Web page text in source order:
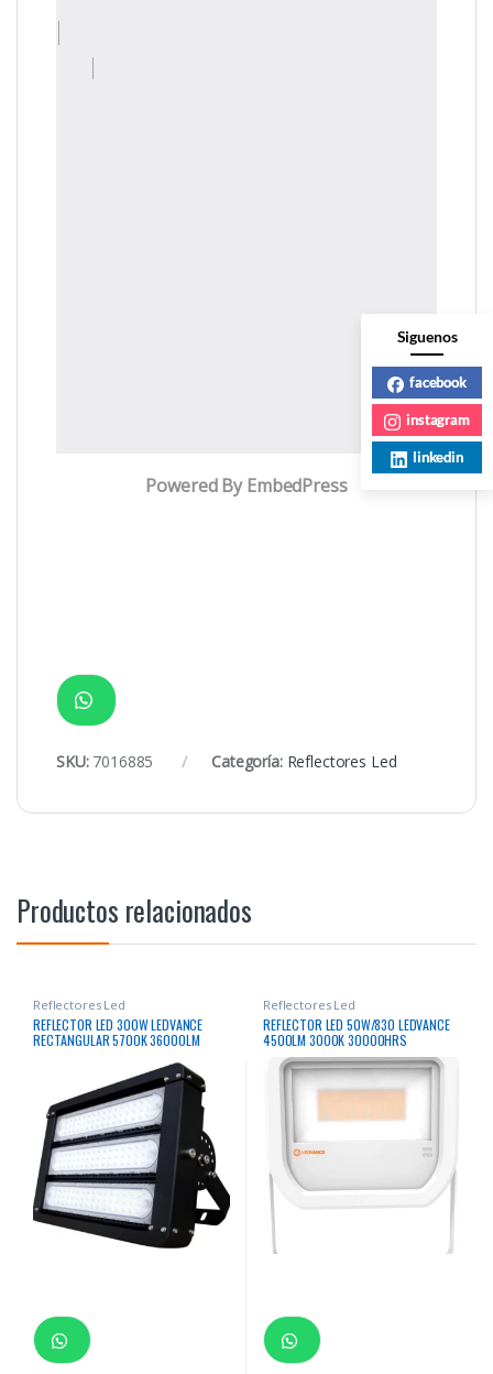
Powered By EmbedPress
SKU: 7016885 Categoría: Reflectores Led
Productos relacionados
Reflectores Led
REFLECTOR LED 300W LEDVANCE
RECTANGULAR 5700K 36000LM
Reflectores Led
REFLECTOR LED 50W/830 LEDVANCE
4500LM 3000K 30000HRS
RECTANGULAR BLANCO
Siguenos
facebook
instagram
linkedin